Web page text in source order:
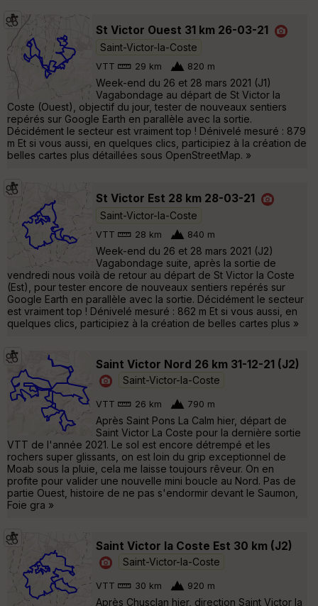
St Victor Ouest 31 km 26-03-21
Saint-Victor-la-Coste
VTT 29 km 820 m
Week-end du 26 et 28 mars 2021 (J1)
Vagabondage au départ de St Victor la
Coste (Ouest), objectif du jour, tester de nouveaux sentiers
repérés sur Google Earth en parallèle avec la sortie.
Décidément le secteur est vraiment top ! Dénivelé mesuré : 879
m Et si vous aussi, en quelques clics, participiez à la création de
belles cartes plus détaillées sous OpenStreetMap. »
St Victor Est 28 km 28-03-21
Saint-Victor-la-Coste
VTT 28 km 840 m
Week-end du 26 et 28 mars 2021 (J2)
Vagabondage suite, après la sortie de
vendredi nous voilà de retour au départ de St Victor la Coste
(Est), pour tester encore de nouveaux sentiers repérés sur
Google Earth en parallèle avec la sortie. Décidément le secteur
est vraiment top ! Dénivelé mesuré : 862 m Et si vous aussi, en
quelques clics, participiez à la création de belles cartes plus »
Saint Victor Nord 26 km 31-12-21 (J2)
Saint-Victor-la-Coste
VTT 26 km 790 m
Après Saint Pons La Calm hier, départ de
Saint Victor La Coste pour la dernière sortie
VTT de l'année 2021. Le sol est encore détrempé et les
rochers super glissants, on est loin du grip exceptionnel de
Moab sous la pluie, cela me laisse toujours rêveur. On en
profite pour valider une nouvelle mini boucle au Nord. Pas de
partie Ouest, histoire de ne pas s'endormir devant le Saumon,
Foie gra »
Saint Victor la Coste Est 30 km (J2)
Saint-Victor-la-Coste
VTT 30 km 920 m
Après Chusclan hier, direction Saint Victor la